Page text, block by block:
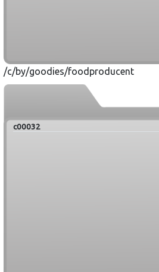
/c/by/goodies/foodproducent
c00032